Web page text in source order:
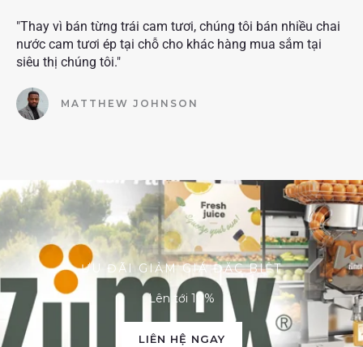
"Thay vì bán từng trái cam tươi, chúng tôi bán nhiều chai
nước cam tươi ép tại chỗ cho khác hàng mua sắm tại
siêu thị chúng tôi."
MATTHEW JOHNSON
ƯU ĐÃI GIẢM GIÁ ĐẶC BIỆT
Lên tới 10%
LIÊN HỆ NGAY